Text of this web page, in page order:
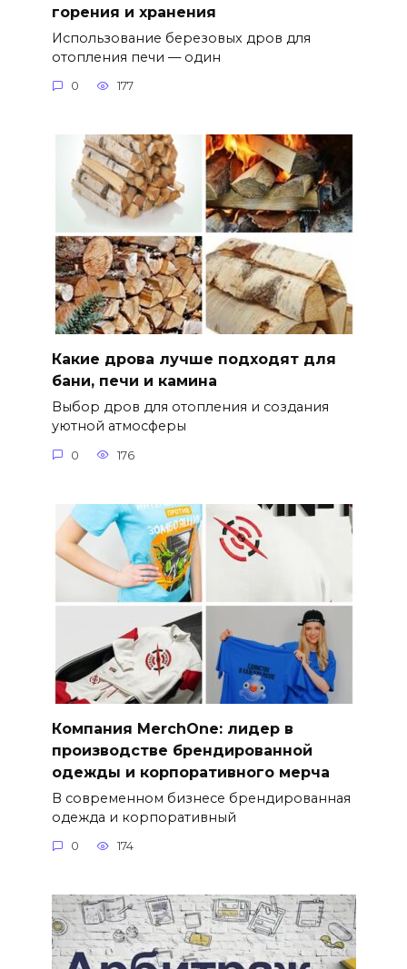
горения и хранения
Использование березовых дров для
отопления печи — один
0 177
Какие дрова лучше подходят для
бани, печи и камина
Выбор дров для отопления и создания
уютной атмосферы
0 176
Компания MerchOne: лидер в
производстве брендированной
одежды и корпоративного мерча
В современном бизнесе брендированная
одежда и корпоративный
0 174